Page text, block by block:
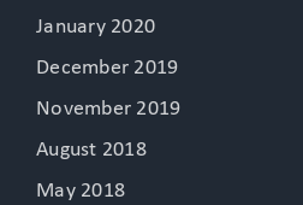
January 2020
December 2019
November 2019
August 2018
May 2018